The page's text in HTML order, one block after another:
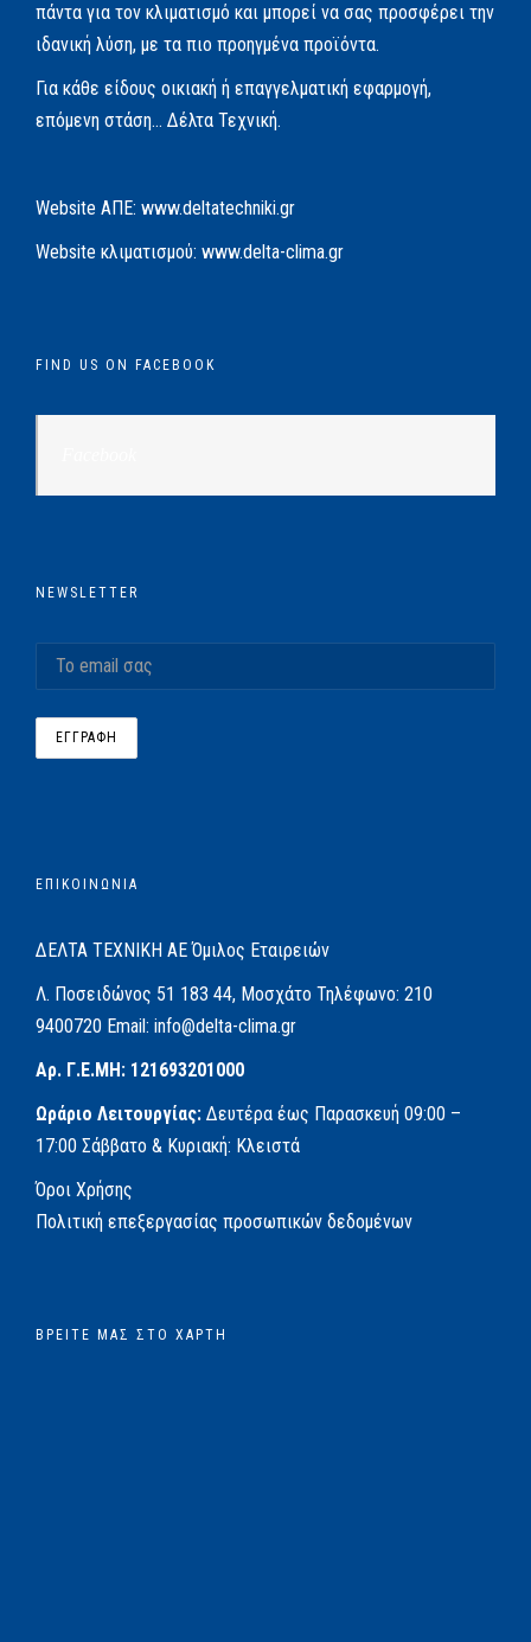
πάντα για τον κλιματισμό και μπορεί να σας προσφέρει την
ιδανική λύση, με τα πιο προηγμένα προϊόντα.
Για κάθε είδους οικιακή ή επαγγελματική εφαρμογή,
επόμενη στάση… Δέλτα Τεχνική.
Website AΠΕ: www.deltatechniki.gr
Website κλιματισμού: www.delta-clima.gr
FIND US ON FACEBOOK
NEWSLETTER
ΕΠΙΚΟΙΝΩΝΙΑ
ΔΕΛΤΑ ΤΕΧΝΙΚΗ ΑΕΌμιλος Εταιρειών
Λ. Ποσειδώνος 51 183 44, Μοσχάτο Τηλέφωνο: 210
9400720 Email: info@delta-clima.gr
Αρ. Γ.Ε.ΜΗ: 121693201000
Ωράριο Λειτουργίας: Δευτέρα έως Παρασκευή 09:00 –
17:00 Σάββατο & Κυριακή: Κλειστά
Όροι Χρήσης
Πολιτική επεξεργασίας προσωπικών δεδομένων
ΒΡΕΊΤΕ ΜΑΣ ΣΤΟ ΧΆΡΤΗ